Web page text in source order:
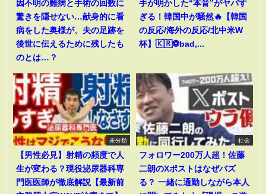
因不明の難病と手術の回数に
驚きを隠せない…献身的に看
病をした奥様が、夫の足跡を
後世に伝えるために残したも
のとは…？
手が明かした“本音”がヤバす
ぎる！韓国中が騒然🔥【韓国
の反応/海外の反応/北中米W
杯】🇰🇷⚽bad,...
未分類
【男性必見】射精の頻度で人
生が変わる？現役泌尿器科専
門医医師が徹底解説【最新前
社会
フォロワー200万人超！佐藤
二朗のXポストはなぜバズ
る？ 一緒に通勤しながら本人